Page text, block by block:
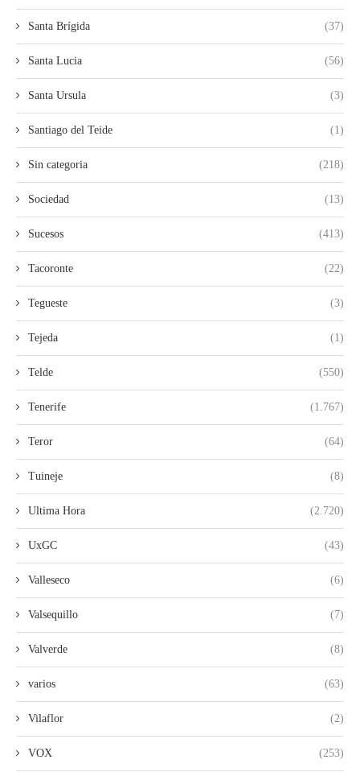
Santa Brígida (37)
Santa Lucia (56)
Santa Ursula (3)
Santiago del Teide (1)
Sin categoria (218)
Sociedad (13)
Sucesos (413)
Tacoronte (22)
Tegueste (3)
Tejeda (1)
Telde (550)
Tenerife (1.767)
Teror (64)
Tuineje (8)
Ultima Hora (2.720)
UxGC (43)
Valleseco (6)
Valsequillo (7)
Valverde (8)
varios (63)
Vilaflor (2)
VOX (253)